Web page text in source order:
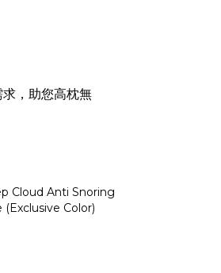
，助您高枕無